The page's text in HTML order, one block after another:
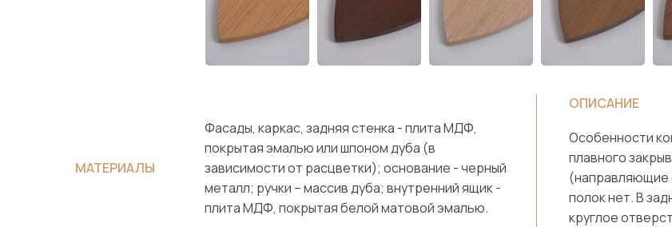
МАТЕРИАЛЫ
Фасады, каркас, задняя стенка - плита МДФ,
покрытая эмалью или шпоном дуба (в
зависимости от расцветки); основание - черный
металл; ручки – массив дуба; внутренний ящик -
плита МДФ, покрытая белой матовой эмалью.
ОПИСАНИЕ
Особенности
плавного
(направляющие
полок нет. В
круглое